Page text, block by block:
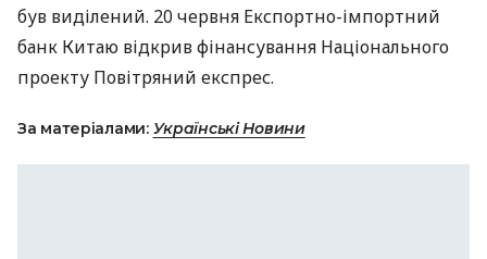
був виділений. 20 червня Експортно-імпортний
банк Китаю відкрив фінансування Національного
проекту Повітряний експрес.
За матеріалами: Українські Новини